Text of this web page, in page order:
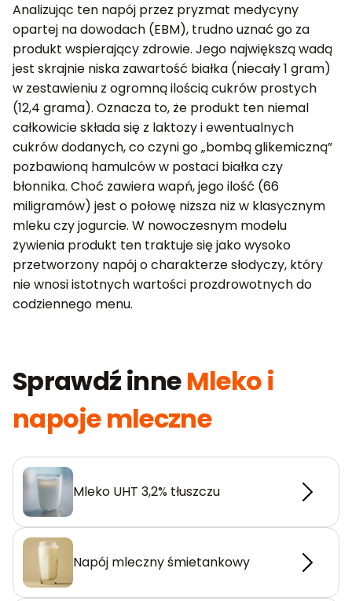
Analizując ten napój przez pryzmat medycyny
opartej na dowodach (EBM), trudno uznać go za
produkt wspierający zdrowie. Jego największą wadą
jest skrajnie niska zawartość białka (niecały 1 gram)
w zestawieniu z ogromną ilością cukrów prostych
(12,4 grama). Oznacza to, że produkt ten niemal
całkowicie składa się z laktozy i ewentualnych
cukrów dodanych, co czyni go „bombą glikemiczną”
pozbawioną hamulców w postaci białka czy
błonnika. Choć zawiera wapń, jego ilość (66
miligramów) jest o połowę niższa niż w klasycznym
mleku czy jogurcie. W nowoczesnym modelu
żywienia produkt ten traktuje się jako wysoko
przetworzony napój o charakterze słodyczy, który
nie wnosi istotnych wartości prozdrowotnych do
codziennego menu.
Sprawdź inneMleko i
napoje mleczne
Mleko UHT 3,2% tłuszczu
Napój mleczny śmietankowy